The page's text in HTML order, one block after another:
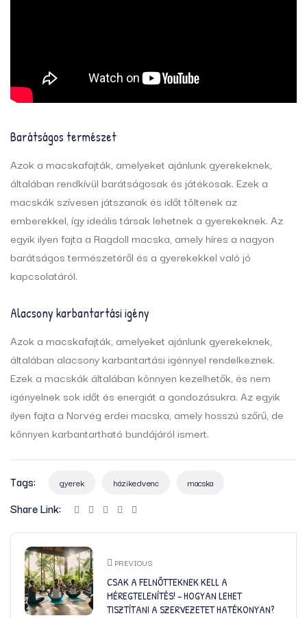
Barátságos természet
Azok a macskafajták, amelyeket ajánlunk gyerekeknek,
általában rendkívül barátságosak és játékosak. Ezek a
macskák szívesen játszanak és időt töltenek az
emberekkel, így ideális társak lehetnek a gyerekeknek. Az
egyik ilyen fajta a Ragdoll macska, amely híres a nagyon
barátságos természetéről és a gyerekekkel való jó
kapcsolatáról.
Alacsony karbantartási igény
Azok a macskafajták, amelyeket ajánlunk gyerekeknek,
általában alacsony karbantartási igénnyel rendelkeznek.
Ezek a macskák általában könnyen kezelhetők, és nem
igényelnek sok időt és energiát a gondozásukra. Az egyik
ilyen fajta a Norvég erdei macska, amely hosszú szőrű, de
könnyen karbantartható bundájáról ismert.
Tags: gyerek házikedvenc macska
Share Link:
PREVIOUS
CSAK A FELNŐTTEKNEK KELL A
MÉREGTELENÍTÉS! – HOGYAN LEHET
TISZTÍTANI A SZERVEZETET HATÉKONYAN?